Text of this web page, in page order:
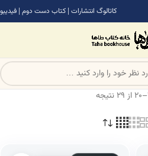
کاتالوگ انتشارات | کتاب دست دوم | فیدیبو